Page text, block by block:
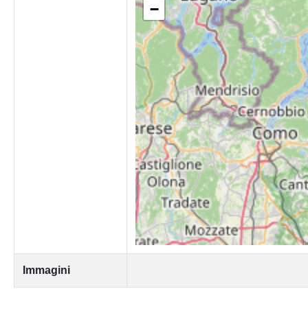
−
Immagini